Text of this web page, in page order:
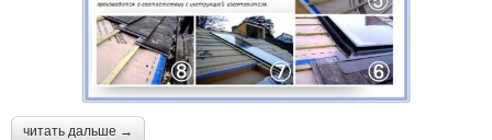
читать дальше →